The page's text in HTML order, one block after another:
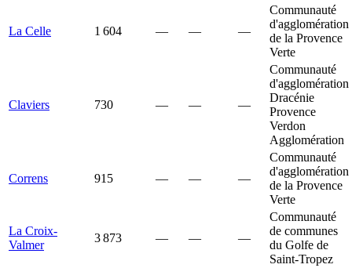
La Celle 1 604 — — —
Communauté
d'agglomération
de la Provence
Verte
Claviers 730 — — —
Communauté
d'agglomération
Dracénie
Provence
Verdon
Agglomération
Correns 915 — — —
Communauté
d'agglomération
de la Provence
Verte
La Croix-
Valmer
3 873 — — —
Communauté
de communes
du Golfe de
Saint-Tropez